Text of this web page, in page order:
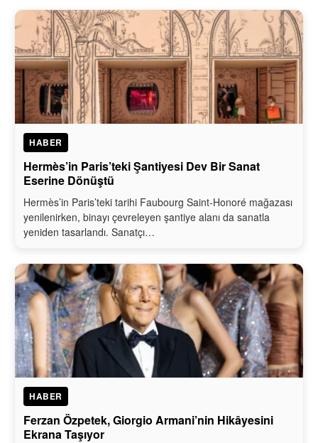
HABER
Hermès’in Paris’teki Şantiyesi Dev Bir Sanat
Eserine Dönüştü
Hermès’in Paris’teki tarihi Faubourg Saint-Honoré mağazası
yenilenirken, binayı çevreleyen şantiye alanı da sanatla
yeniden tasarlandı. Sanatçı…
HABER
Ferzan Özpetek, Giorgio Armani’nin Hikâyesini
Ekrana Taşıyor